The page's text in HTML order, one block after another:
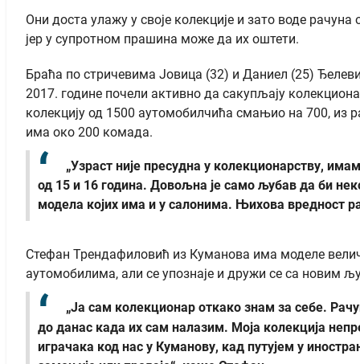
Они доста улажу у своје колекције и зато воде
јер у супротном прашина може да их оштети.
Браћа по стричевима Јовица (32) и Даниел (25)
2017. године почели активно да сакупљају
колекцију од 1500 аутомобилчића смањио на 700, из
има око 200 комада.
„Узраст није пресудна у колекционарству,
од 15 и 16 година. Довољна је само љубав да би
модела којих има и у салонима. Њихова вредност
Стефан Трендафиловић из Куманова има моделе
аутомобилима, али се упознаје и дружи се са новим
„Ја сам колекционар откако знам за себе.
до данас када их сам налазим. Моја колекција
играчака код нас у Куманову, кад путујем у